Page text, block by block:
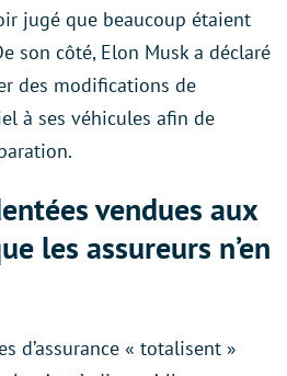
jugé que beaucoup étaient
son côté, Elon Musk a déclaré
des modifications de
à ses véhicules afin de
vendues aux
les assureurs n’en
d’assurance « totalisent »